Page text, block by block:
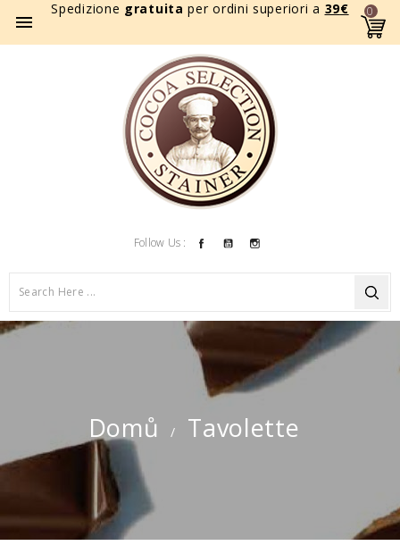
Spedizione gratuita per ordini superiori a 39€

0
Follow Us : FacebookYouTube
Domů Tavolette